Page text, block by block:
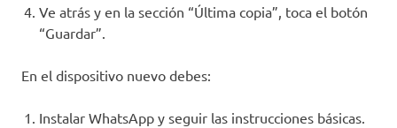
Ve atrás y en la sección “Última copia”, toca el botón
“Guardar”.
En el dispositivo nuevo debes:
Instalar WhatsApp y seguir las instrucciones básicas.